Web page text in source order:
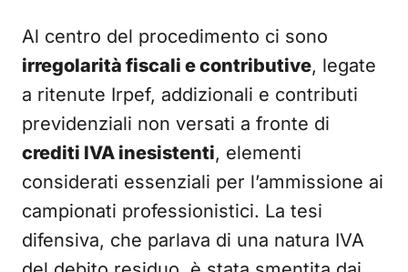
Al centro del procedimento ci sono
irregolarità fiscali e contributive, legate
a ritenute Irpef, addizionali e contributi
previdenziali non versati a fronte di
crediti IVA inesistenti, elementi
considerati essenziali per l’ammissione ai
campionati professionistici. La tesi
difensiva, che parlava di una natura IVA